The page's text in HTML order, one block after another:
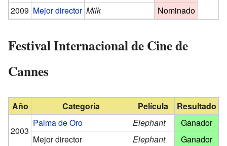
2009 Mejor director Milk Nominado
Festival Internacional de Cine de
Cannes
Año Categoría Película Resultado
2003
Palma de Oro Elephant
Ganador
Mejor director
Elephant
Ganador